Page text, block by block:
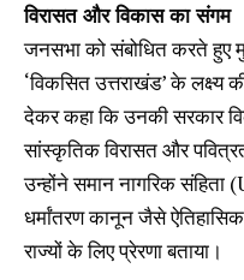
विरासत और विकास का संगम
जनसभा को संबोधित करते हुए
‘विकसित उत्तराखंड’ के लक्ष्य
देकर कहा कि उनकी सरकार
सांस्कृतिक विरासत और
उन्होंने समान नागरिक
धर्मांतरण कानून जैसे
राज्यों के लिए प्रेरणा बताया।